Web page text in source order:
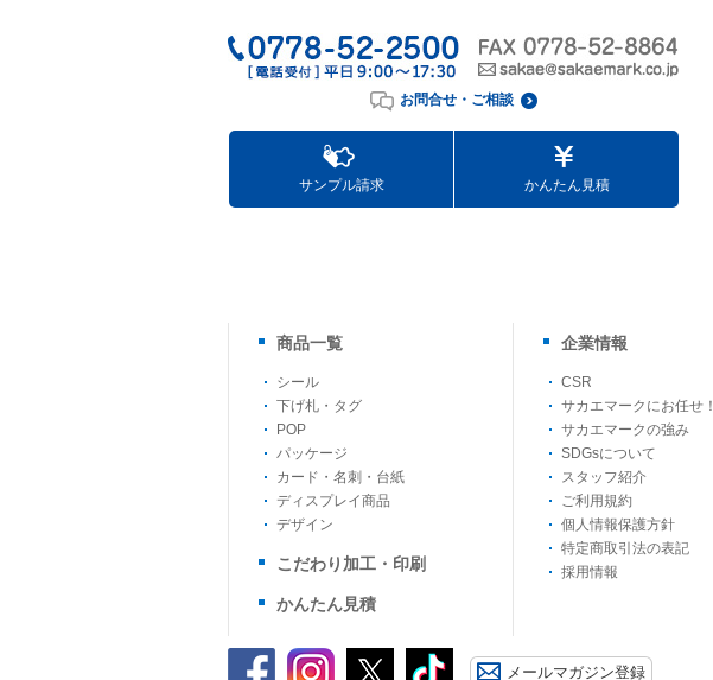
お問合せ・ご相談
サンプル請求 かんたん見積
商品一覧
シール
下げ札・タグ
POP
パッケージ
カード・名刺・台紙
ディスプレイ商品
デザイン
こだわり加工・印刷
かんたん見積
企業情報
CSR
サカエマークにお任せ！
サカエマークの強み
SDGsについて
スタッフ紹介
ご利用規約
個人情報保護方針
特定商取引法の表記
採用情報
メールマガジン登録